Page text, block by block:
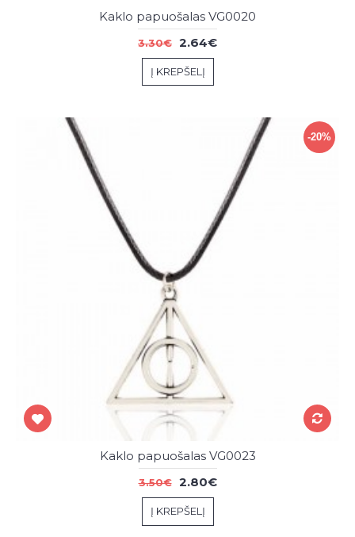
Kaklo papuošalas VG0020
3.30€ 2.64€
Į KREPŠELĮ
-20%
Kaklo papuošalas VG0023
3.50€ 2.80€
Į KREPŠELĮ